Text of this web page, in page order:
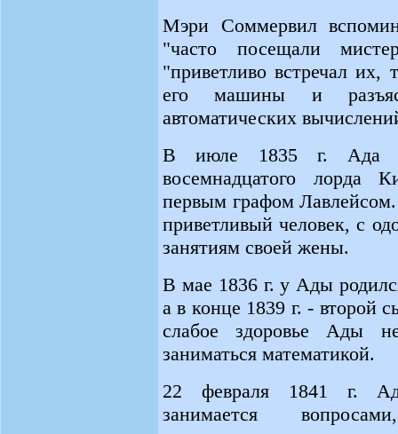
Мэри Соммервил
"часто посещали
"приветливо встречал их,
его машины и
автоматических
В июле 1835 г. Ада
восемнадцатого лорда
первым графом
приветливый человек, с
занятиям своей жены.
В мае 1836 г. у Ады
а в конце 1839 г. - второй
слабое здоровье Ады
заниматься математикой.
22 февраля 1841 г.
занимается